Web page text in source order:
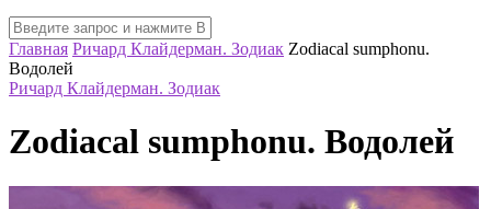
Главная Ричард Клайдерман. Зодиак Zodiacal sumphonu.
Водолей
Ричард Клайдерман. Зодиак
Zodiacal sumphonu. Водолей